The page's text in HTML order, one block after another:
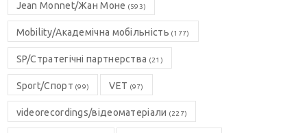
Jean Monnet/Жан Моне (593)
Mobility/Академічна мобільність (177)
SP/Стратегічні партнерства (21)
Sport/Спорт (99) VET (97)
videorecordings/відеоматеріали (227)